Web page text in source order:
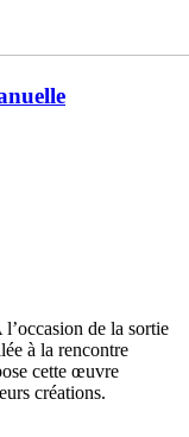
de la sortie
à la rencontre
cette œuvre
créations.